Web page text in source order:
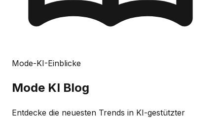
Mode-KI-Einblicke
Mode KI Blog
Entdecke die neuesten Trends in KI-gestützter